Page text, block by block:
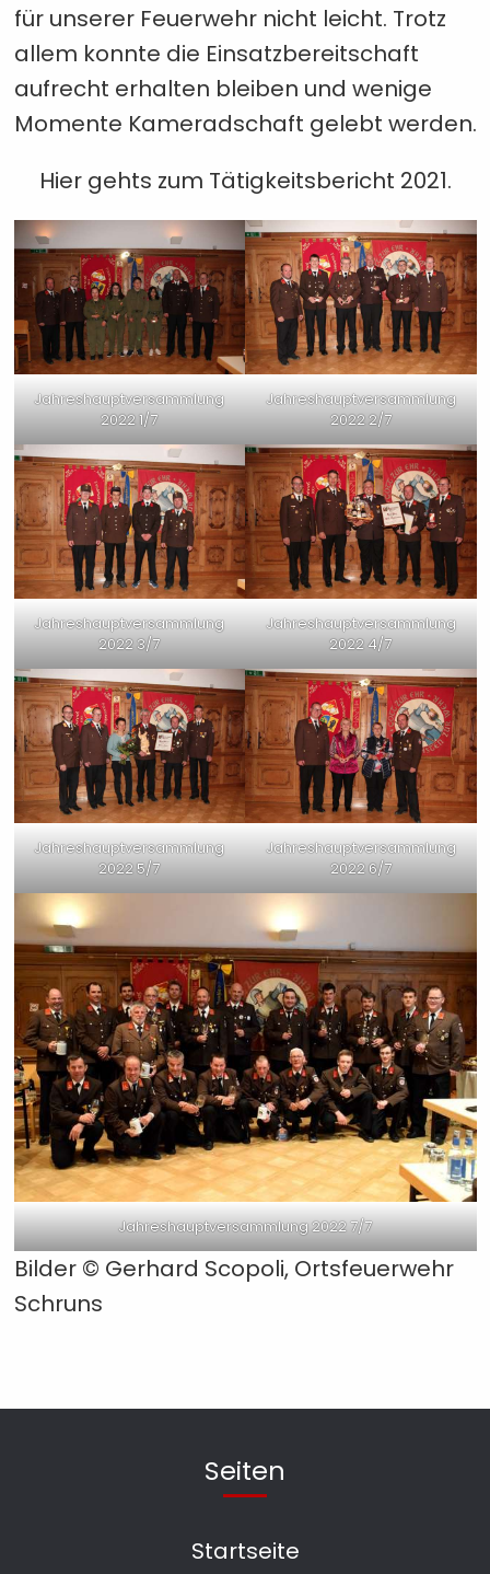
für unserer Feuerwehr nicht leicht. Trotz
allem konnte die Einsatzbereitschaft
aufrecht erhalten bleiben und wenige
Momente Kameradschaft gelebt werden.
Hier gehts zum Tätigkeitsbericht 2021.
Jahreshauptversammlung
2022 1/7
Jahreshauptversammlung
2022 2/7
Jahreshauptversammlung
2022 3/7
Jahreshauptversammlung
2022 4/7
Jahreshauptversammlung
2022 5/7
Jahreshauptversammlung
2022 6/7
Jahreshauptversammlung 2022 7/7
Bilder © Gerhard Scopoli, Ortsfeuerwehr
Schruns
Seiten
Startseite